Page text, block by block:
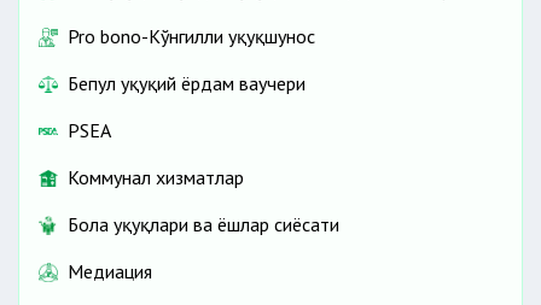
Pro bono-Кўнгилли ҳуқуқшунос
Бепул ҳуқуқий ёрдам ваучери
PSEA
Коммунал хизматлар
Бола ҳуқуқлари ва ёшлар сиёсати
Медиация